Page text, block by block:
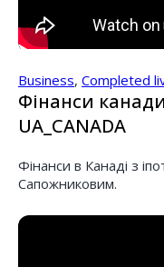
Business, Completed
Фінанси
UA_CANADA
Фінанси в Канаді з
Сапожниковим.